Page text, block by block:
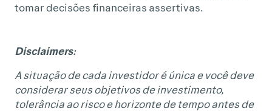
tomar decisões financeiras assertivas.
Disclaimers:
A situação de cada investidor é única e você deve
considerar seus objetivos de investimento,
tolerância ao risco e horizonte de tempo antes de